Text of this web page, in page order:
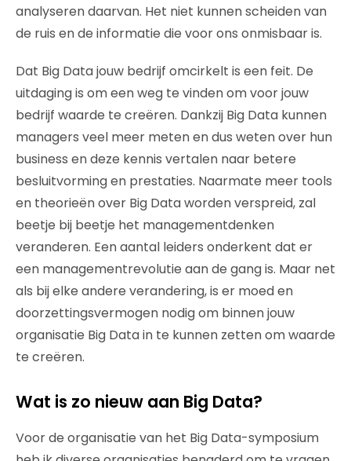
analyseren daarvan. Het niet kunnen scheiden van
de ruis en de informatie die voor ons onmisbaar is.
Dat Big Data jouw bedrijf omcirkelt is een feit. De
uitdaging is om een weg te vinden om voor jouw
bedrijf waarde te creëren. Dankzij Big Data kunnen
managers veel meer meten en dus weten over hun
business en deze kennis vertalen naar betere
besluitvorming en prestaties. Naarmate meer tools
en theorieën over Big Data worden verspreid, zal
beetje bij beetje het managementdenken
veranderen. Een aantal leiders onderkent dat er
een managementrevolutie aan de gang is. Maar net
als bij elke andere verandering, is er moed en
doorzettingsvermogen nodig om binnen jouw
organisatie Big Data in te kunnen zetten om waarde
te creëren.
Wat is zo nieuw aan Big Data?
Voor de organisatie van het Big Data-symposium